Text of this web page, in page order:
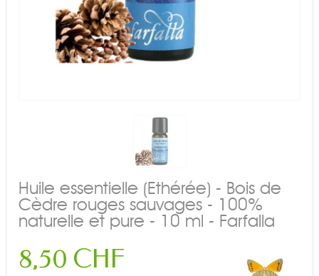
Huile essentielle (Ethérée) - Bois de
Cèdre rouges sauvages - 100%
naturelle et pure - 10 ml - Farfalla
8,50 CHF